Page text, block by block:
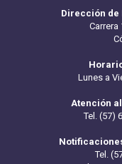
Dirección de
Carrera
Lunes a
Atención
Tel. (57)
Tel.